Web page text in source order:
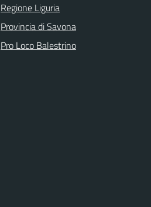
Regione Liguria
Provincia di Savona
Pro Loco Balestrino